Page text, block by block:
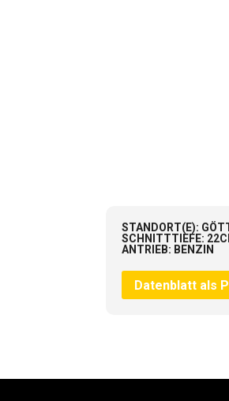
STANDORT(E):
SCHNITTTIEFE:
ANTRIEB: BENZIN
Datenblatt als